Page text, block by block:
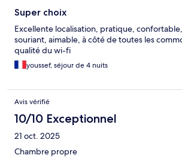
Super choix
Excellente localisation, pratique,
souriant, aimable, à côté de toutes les
qualité du wi-fi
youssef, séjour de 4 nuits
Avis vérifié
10/10 Exceptionnel
21 oct. 2025
Chambre propre